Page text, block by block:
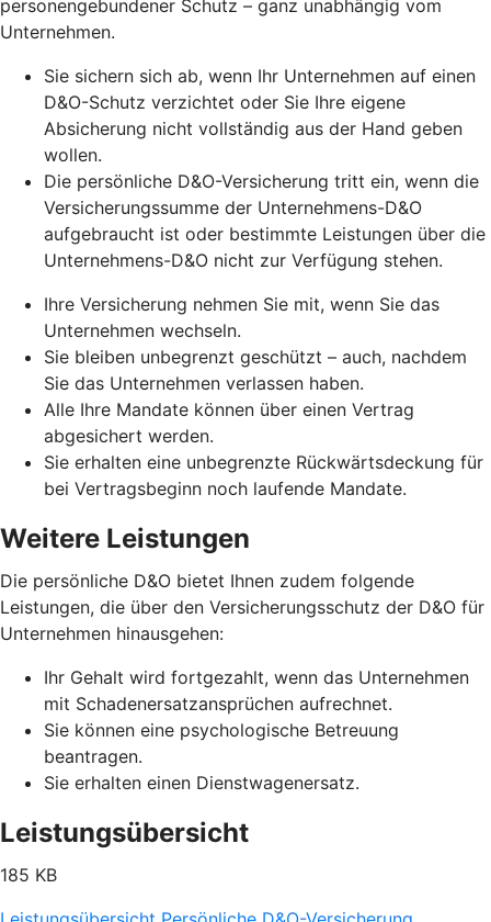
personengebundener Schutz – ganz unabhängig vom
Unternehmen.
Sie sichern sich ab, wenn Ihr Unternehmen auf einen
D&O-Schutz verzichtet oder Sie Ihre eigene
Absicherung nicht vollständig aus der Hand geben
wollen.
Die persönliche D&O-Versicherung tritt ein, wenn die
Versicherungssumme der Unternehmens-D&O
aufgebraucht ist oder bestimmte Leistungen über die
Unternehmens-D&O nicht zur Verfügung stehen.
Ihre Versicherung nehmen Sie mit, wenn Sie das
Unternehmen wechseln.
Sie bleiben unbegrenzt geschützt – auch, nachdem
Sie das Unternehmen verlassen haben.
Alle Ihre Mandate können über einen Vertrag
abgesichert werden.
Sie erhalten eine unbegrenzte Rückwärtsdeckung für
bei Vertragsbeginn noch laufende Mandate.
Weitere Leistungen
Die persönliche D&O bietet Ihnen zudem folgende
Leistungen, die über den Versicherungsschutz der D&O für
Unternehmen hinausgehen:
Ihr Gehalt wird fortgezahlt, wenn das Unternehmen
mit Schadenersatzansprüchen aufrechnet.
Sie können eine psychologische Betreuung
beantragen.
Sie erhalten einen Dienstwagenersatz.
Leistungsübersicht
185 KB